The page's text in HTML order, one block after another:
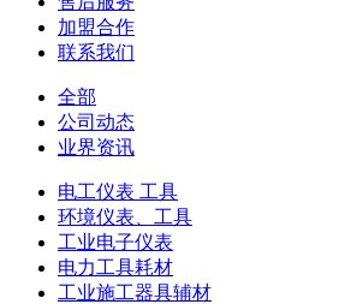
加盟合作
联系我们
全部
公司动态
业界资讯
电工仪表 工具
环境仪表、工具
工业电子仪表
电力工具耗材
工业施工器具辅材